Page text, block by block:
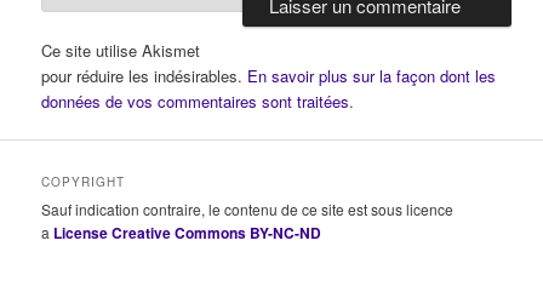
Ce site utilise Akismet
pour réduire les indésirables. En savoir plus sur la façon dont les
données de vos commentaires sont traitées.
COPYRIGHT
Sauf indication contraire, le contenu de ce site est sous licence
a License Creative Commons BY-NC-ND